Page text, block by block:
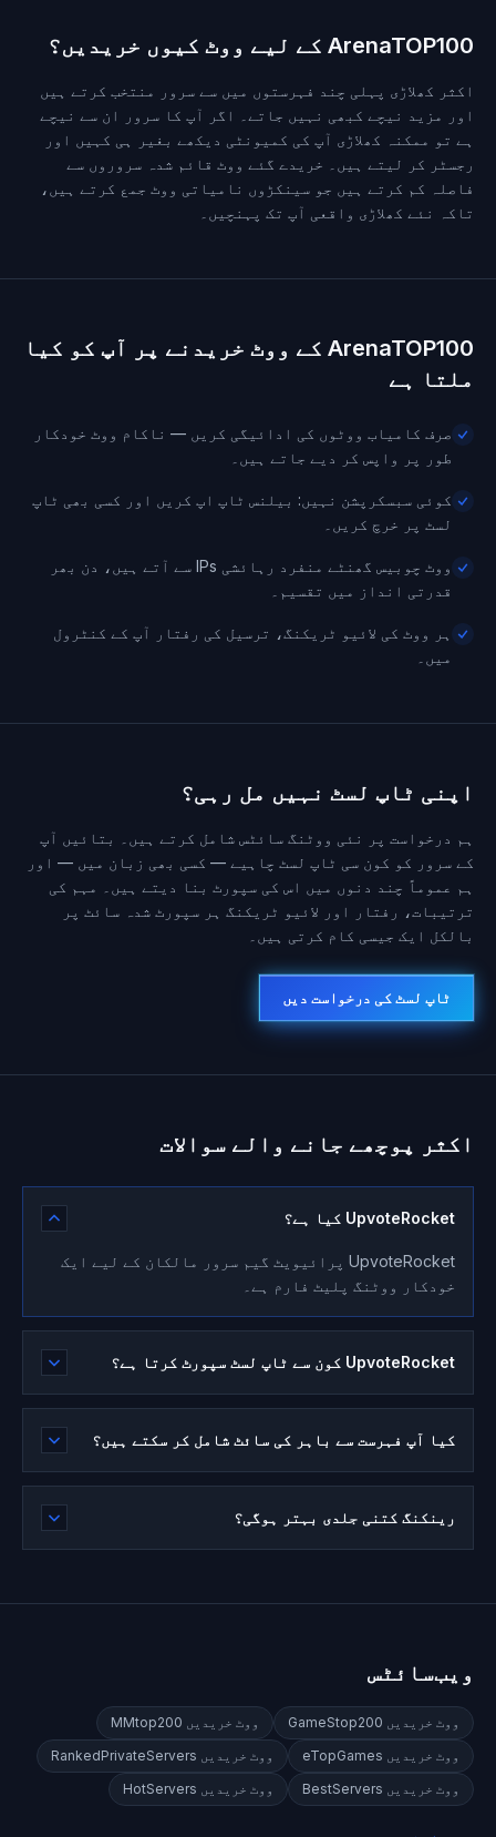
ArenaTOP100 کے لیے ووٹ کیوں خریدیں؟
اکثر کھلاڑی پہلی چند فہرستوں میں سے سرور منتخب کرتے ہیں
اور مزید نیچے کبھی نہیں جاتے۔ اگر آپ کا سرور ان سے نیچے
ہے تو ممکنہ کھلاڑی آپ کی کمیونٹی دیکھے بغیر ہی کہیں اور
رجسٹر کر لیتے ہیں۔ خریدے گئے ووٹ قائم شدہ سروروں سے
فاصلہ کم کرتے ہیں جو سینکڑوں نامیاتی ووٹ جمع کرتے ہیں،
تاکہ نئے کھلاڑی واقعی آپ تک پہنچیں۔
ArenaTOP100 کے ووٹ خریدنے پر آپ کو کیا
ملتا ہے
صرف کامیاب ووٹوں کی ادائیگی کریں — ناکام ووٹ خودکار
طور پر واپس کر دیے جاتے ہیں۔
کوئی سبسکرپشن نہیں: بیلنس ٹاپ اپ کریں اور کسی بھی ٹاپ
لسٹ پر خرچ کریں۔
ووٹ چوبیس گھنٹے منفرد رہائشی IPs سے آتے ہیں، دن بھر
قدرتی انداز میں تقسیم۔
ہر ووٹ کی لائیو ٹریکنگ، ترسیل کی رفتار آپ کے کنٹرول
میں۔
اپنی ٹاپ لسٹ نہیں مل رہی؟
ہم درخواست پر نئی ووٹنگ سائٹس شامل کرتے ہیں۔ بتائیں آپ
کے سرور کو کون سی ٹاپ لسٹ چاہیے — کسی بھی زبان میں — اور
ہم عموماً چند دنوں میں اس کی سپورٹ بنا دیتے ہیں۔ مہم کی
ترتیبات، رفتار اور لائیو ٹریکنگ ہر سپورٹ شدہ سائٹ پر
بالکل ایک جیسی کام کرتی ہیں۔
ٹاپ لسٹ کی درخواست دیں
اکثر پوچھے جانے والے سوالات
UpvoteRocket کیا ہے؟
UpvoteRocket پرائیویٹ گیم سرور مالکان کے لیے ایک
خودکار ووٹنگ پلیٹ فارم ہے۔
UpvoteRocket کون سے ٹاپ لسٹ سپورٹ کرتا ہے؟
کیا آپ فہرست سے باہر کی سائٹ شامل کر سکتے ہیں؟
رینکنگ کتنی جلدی بہتر ہوگی؟
ویب‌سائٹس
ووٹ خریدیں GameStop200 ووٹ خریدیں MMtop200
ووٹ خریدیں eTopGames ووٹ خریدیں RankedPrivateServers
ووٹ خریدیں BestServers ووٹ خریدیں HotServers